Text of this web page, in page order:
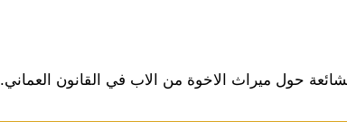
حول ميراث الاخوة من الاب في القانون العماني.